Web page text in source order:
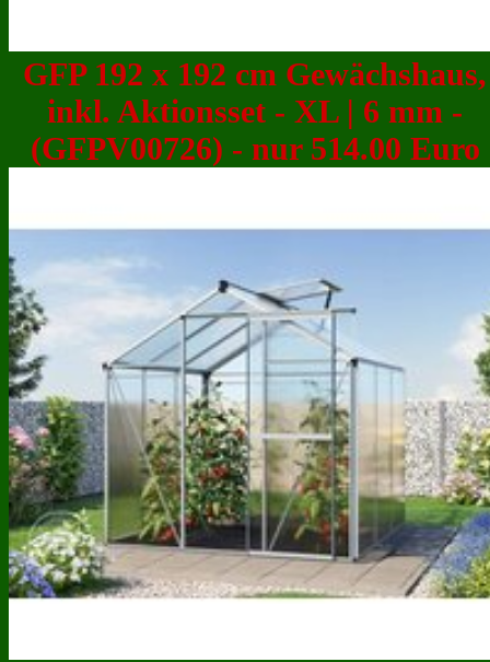
GFP 192 x 192 cm Gewächshaus,
inkl. Aktionsset - XL | 6 mm -
(GFPV00726) - nur 514.00 Euro